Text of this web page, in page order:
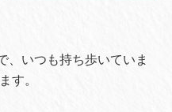
、いつも持ち歩いていま
す。